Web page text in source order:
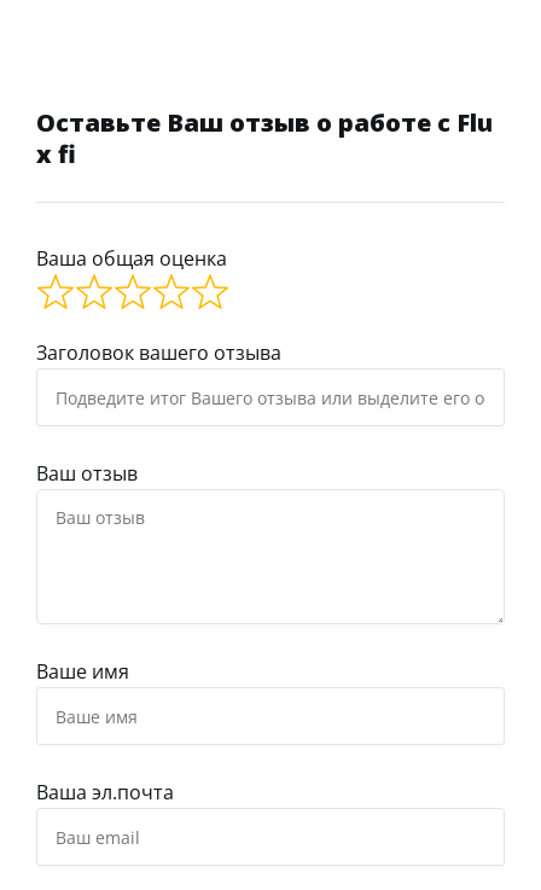
Оставьте Ваш отзыв о работе с Flu
x fi
Ваша общая оценка
Заголовок вашего отзыва
Ваш отзыв
Ваше имя
Ваша эл.почта